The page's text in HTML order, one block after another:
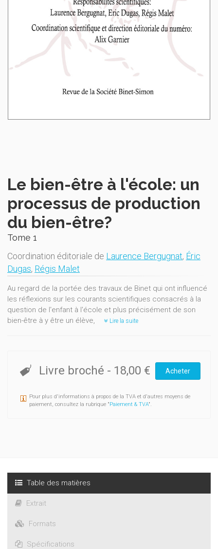
Le bien-être à l'école: un
processus de production
du bien-être?
Tome 1
Coordination éditoriale de Laurence Bergugnat, Éric
Dugas, Régis Malet
Au regard de la portée des travaux de Binet qui ont influencé
les réflexions sur les courants scientifiques consacrés à la
question de l'enfant à l'école et plus précisément de son
bien-être à y être un élève,
Lire la suite
Livre broché - 18,00 € Acheter
Pour plus d'informations à propos de la TVA et d'autres moyens de
paiement, consultez la rubrique "Paiement & TVA".
Table des matières
Extrait
Formats
Spécifications